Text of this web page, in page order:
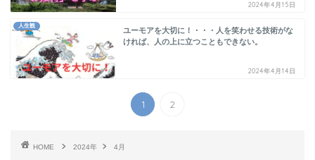
2024年4月15日
人生観
ユーモアを大切に！・・・人を笑わせる技術がな
ければ、人の上に立つこともできない。
2024年4月14日
1 2
HOME 2024年 4月